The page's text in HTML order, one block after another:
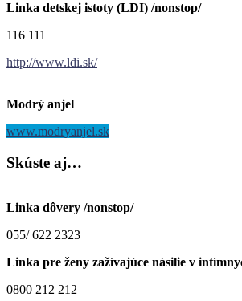
Linka detskej istoty (LDI) /nonstop/
116 111
http://www.ldi.sk/
Modrý anjel
www.modryanjel.sk
Skúste aj…
Linka dôvery /nonstop/
055/ 622 2323
Linka pre ženy zažívajúce násilie v
0800 212 212